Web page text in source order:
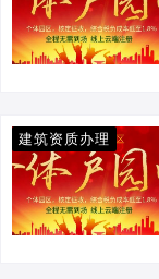
建筑资质办理